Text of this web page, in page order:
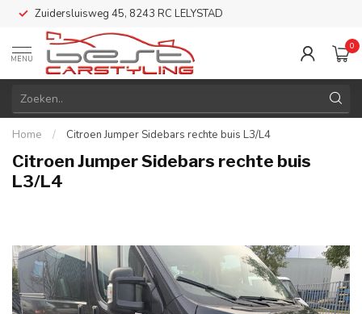
Zuidersluisweg 45, 8243 RC LELYSTAD
MENU
0
Home / Citroen Jumper Sidebars rechte buis L3/L4
Citroen Jumper Sidebars rechte buis
L3/L4